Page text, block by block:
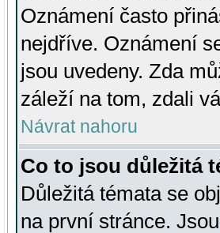
Oznámení často
nejdříve. Oznámení
jsou uvedeny. Zda
záleží na tom, zdali
Návrat nahoru
Co to jsou důležitá
Důležitá témata se
na první stránce.